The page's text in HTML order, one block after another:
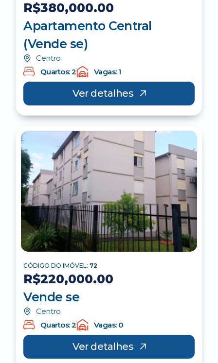
R$380,000.00
Apartamento Central
(Vende se)
Centro
Quartos: 2
Vagas: 1
Ver detalhes
CÓDIGO DO IMÓVEL: 72
R$220,000.00
Vende se
Centro
Quartos: 2
Vagas: 0
Ver detalhes